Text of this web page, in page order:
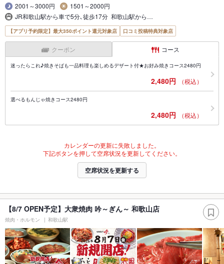
2001～3000円
1501～2000円
JR和歌山駅から車で5分､徒歩17分 和歌山駅から…
【アプリ予約限定】最大350ポイント還元対象店 口コミ投稿特典対象店
クーポン コース
迷ったらこれ♪焼きそばも一品料理も楽しめるデザート付★お好み焼きコース2480円
2,480円 （税込）
選べるもんじゃ焼きコース2480円
2,480円 （税込）
カレンダーの更新に失敗しました。
下記ボタンを押して空席状況を更新してください。
空席状況を更新する
【8/7 OPEN予定】大衆焼肉 吟～ぎん～ 和歌山店
焼肉・ホルモン 和歌山駅